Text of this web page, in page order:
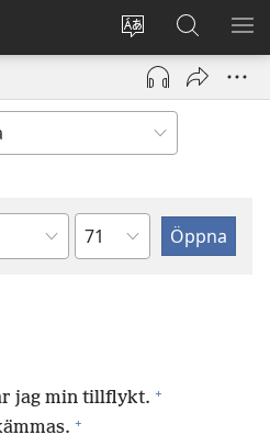
Ändra
webbplatsens
språk
Logga
(öppnar
fönster)
Sök
på
jw.org
Kapitel
jag min tillflykt. +
+